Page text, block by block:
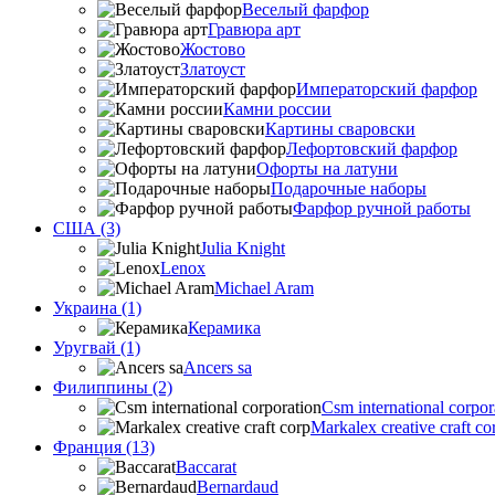
Веселый фарфор
Гравюра арт
Жостово
Златоуст
Императорский фарфор
Камни россии
Картины сваровски
Лефортовский фарфор
Офорты на латуни
Подарочные наборы
Фарфор ручной работы
США (3)
Julia Knight
Lenox
Michael Aram
Украина (1)
Керамика
Уругвай (1)
Ancers sa
Филиппины (2)
Csm international
Markalex creative craft
Франция (13)
Baccarat
Bernardaud